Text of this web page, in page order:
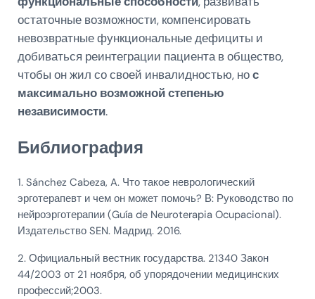
остаточные возможности, компенсировать
невозвратные функциональные дефициты и
добиваться реинтеграции пациента в общество,
чтобы он жил со своей инвалидностью, нос
максимально возможной степенью
независимости.
Библиография
1. Sánchez Cabeza, A. Что такое неврологический
эрготерапевт и чем он может помочь? В: Руководство по
нейроэрготерапии (Guía de Neuroterapia Ocupacional).
Издательство SEN. Мадрид. 2016.
2. Официальный вестник государства. 21340 Закон
44/2003 от 21 ноября, об упорядочении медицинских
профессий;2003.